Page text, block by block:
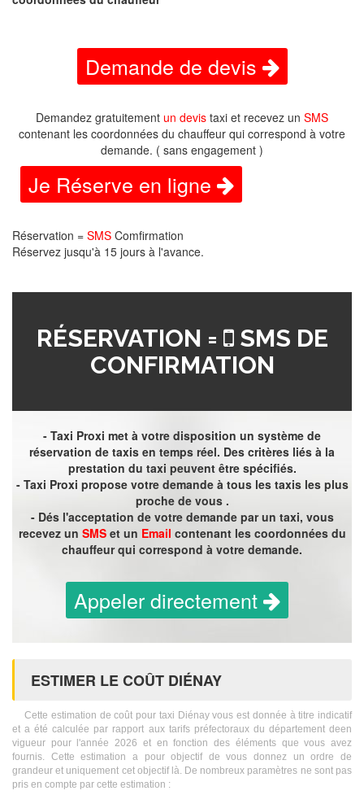
Demande de devis
Demandez gratuitement un devis taxi et recevez un SMS
contenant les coordonnées du chauffeur qui correspond à votre
demande. ( sans engagement )
Je Réserve en ligne
Réservation = SMS Comfirmation
Réservez jusqu'à 15 jours à l'avance.
RÉSERVATION =
SMS DE
CONFIRMATION
- Taxi Proxi met à votre disposition un système de
réservation de taxis en temps réel. Des critères liés à la
prestation du taxi peuvent être spécifiés.
- Taxi Proxi propose votre demande à tous les taxis les plus
proche de vous .
- Dés l'acceptation de votre demande par un taxi, vous
recevez un SMSet un Email contenant les coordonnées du
chauffeur qui correspond à votre demande.
Appeler directement
ESTIMER LE COÛT DIÉNAY
Cette estimation de coût pour taxi Diénay vous est donnée à titre indicatif
et a été calculée par rapport aux tarifs préfectoraux du département deen
vigueur pour l'année 2026 et en fonction des éléments que vous avez
fournis. Cette estimation a pour objectif de vous donnez un ordre de
grandeur et uniquement cet objectif là. De nombreux paramètres ne sont pas
pris en compte par cette estimation :